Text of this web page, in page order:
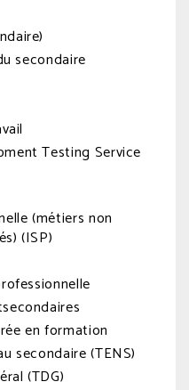
secondaire
Testing Service
(métiers non
(ISP)
en formation
secondaire (TENS)
(TDG)